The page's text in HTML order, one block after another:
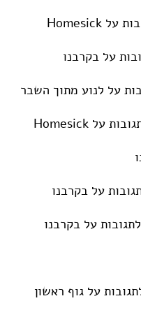
על Homesick
על בקרבנו
על לנוע מתוך השבר
על Homesick
על בקרבנו
על בקרבנו
על גוף ראשון